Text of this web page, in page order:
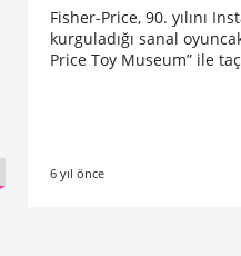
Fisher-Price, 90. yılını
kurguladığı sanal
Price Toy Museum” ile
6 yıl önce